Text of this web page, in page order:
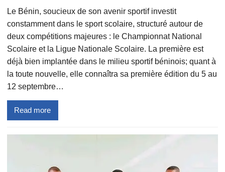
Le Bénin, soucieux de son avenir sportif investit
constamment dans le sport scolaire, structuré autour de
deux compétitions majeures : le Championnat National
Scolaire et la Ligue Nationale Scolaire. La première est
déjà bien implantée dans le milieu sportif béninois; quant à
la toute nouvelle, elle connaîtra sa première édition du 5 au
12 septembre…
Read more